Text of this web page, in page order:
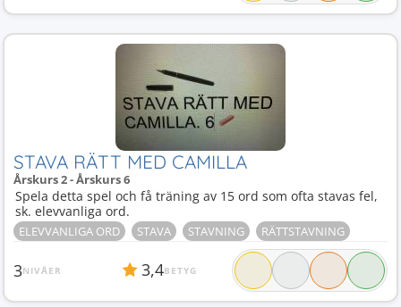
STAVA RÄTT MED CAMILLA
Årskurs 2 - Årskurs 6
Spela detta spel och få träning av 15 ord som ofta stavas fel,
sk. elevvanliga ord.
ELEVVANLIGA ORD STAVA STAVNING RÄTTSTAVNING
3NIVÅER 3,4BETYG